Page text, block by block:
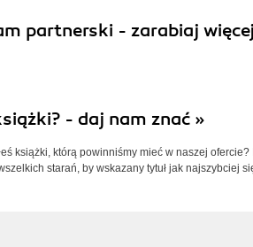
partnerski - zarabiaj
- daj nam znać »
książki, którą powinniśmy mieć w naszej
starań, by wskazany tytuł jak najszybciej